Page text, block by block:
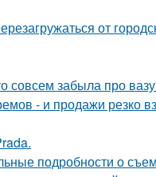
от
совсем забыла про
- и продажи резко
подробности о